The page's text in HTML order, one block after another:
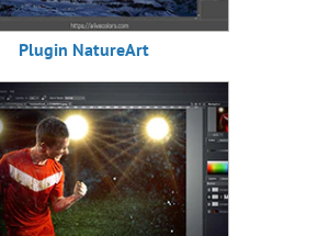
Plugin NatureArt